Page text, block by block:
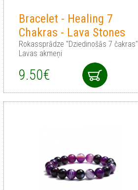
Bracelet - Healing 7
Chakras - Lava Stones
Rokassprādze "Dziedinošās 7 čakras"
Lavas akmeņi
9.50€